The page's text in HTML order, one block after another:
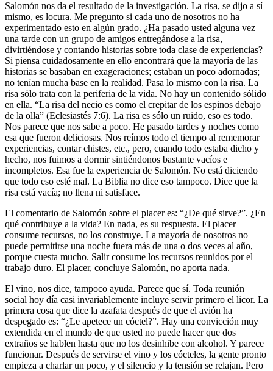
Salomón nos da el resultado de la investigación. La risa, se dijo a sí
mismo, es locura. Me pregunto si cada uno de nosotros no ha
experimentado esto en algún grado. ¿Ha pasado usted alguna vez
una tarde con un grupo de amigos entregándose a la risa,
divirtiéndose y contando historias sobre toda clase de experiencias?
Si piensa cuidadosamente en ello encontrará que la mayoría de las
historias se basaban en exageraciones; estaban un poco adornadas;
no tenían mucha base en la realidad. Pasa lo mismo con la risa. La
risa sólo trata con la periferia de la vida. No hay un contenido sólido
en ella. “La risa del necio es como el crepitar de los espinos debajo
de la olla” (Eclesiastés 7:6). La risa es sólo un ruido, eso es todo.
Nos parece que nos sabe a poco. He pasado tardes y noches como
esa que fueron deliciosas. Nos reímos todo el tiempo al rememorar
experiencias, contar chistes, etc., pero, cuando todo estaba dicho y
hecho, nos fuimos a dormir sintiéndonos bastante vacíos e
incompletos. Esa fue la experiencia de Salomón. No está diciendo
que todo eso esté mal. La Biblia no dice eso tampoco. Dice que la
risa está vacía; no llena ni satisface.
El comentario de Salomón sobre el placer es: “¿De qué sirve?”. ¿En
qué contribuye a la vida? En nada, es su respuesta. El placer
consume recursos, no los construye. La mayoría de nosotros no
puede permitirse una noche fuera más de una o dos veces al año,
porque cuesta mucho. Salir consume los recursos reunidos por el
trabajo duro. El placer, concluye Salomón, no aporta nada.
El vino, nos dice, tampoco ayuda. Parece que sí. Toda reunión
social hoy día casi invariablemente incluye servir primero el licor. La
primera cosa que dice la azafata después de que el avión ha
despegado es: “¿Le apetece un cóctel?”. Hay una convicción muy
extendida en el mundo de que usted no puede hacer que dos
extraños se hablen hasta que no los desinhibe con alcohol. Y parece
funcionar. Después de servirse el vino y los cócteles, la gente pronto
empieza a charlar un poco, y el silencio y la tensión se relajan. Pero